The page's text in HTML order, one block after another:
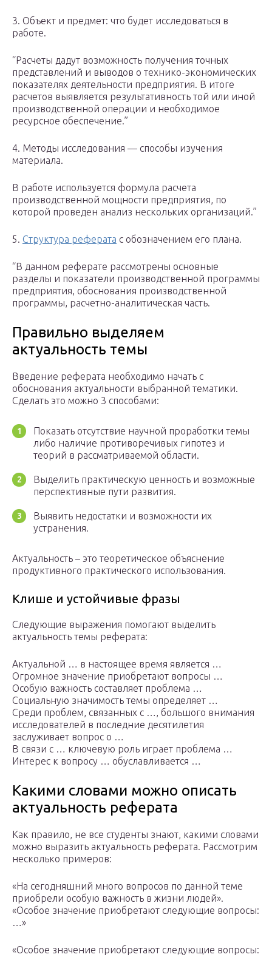
3. Объект и предмет: что будет исследоваться в
работе.
“Расчеты дадут возможность получения точных
представлений и выводов о технико-экономических
показателях деятельности предприятия. В итоге
расчетов выявляется результативность той или иной
производственной операции и необходимое
ресурсное обеспечение.”
4. Методы исследования — способы изучения
материала.
В работе используется формула расчета
производственной мощности предприятия, по
которой проведен анализ нескольких организаций.”
5. Структура реферата с обозначением его плана.
“В данном реферате рассмотрены основные
разделы и показатели производственной программы
предприятия, обоснования производственной
программы, расчетно-аналитическая часть.
Правильно выделяем
актуальность темы
Введение реферата необходимо начать с
обоснования актуальности выбранной тематики.
Сделать это можно 3 способами:
Показать отсутствие научной проработки темы
либо наличие противоречивых гипотез и
теорий в рассматриваемой области.
Выделить практическую ценность и возможные
перспективные пути развития.
Выявить недостатки и возможности их
устранения.
Актуальность – это теоретическое объяснение
продуктивного практического использования.
Клише и устойчивые фразы
Следующие выражения помогают выделить
актуальность темы реферата:
Актуальной … в настоящее время является …
Огромное значение приобретают вопросы …
Особую важность составляет проблема …
Социальную значимость темы определяет …
Среди проблем, связанных с …, большого внимания
исследователей в последние десятилетия
заслуживает вопрос о …
В связи с … ключевую роль играет проблема …
Интерес к вопросу … обуславливается …
Какими словами можно описать
актуальность реферата
Как правило, не все студенты знают, какими словами
можно выразить актуальность реферата. Рассмотрим
несколько примеров:
«На сегодняшний много вопросов по данной теме
приобрели особую важность в жизни людей».
«Особое значение приобретают следующие вопросы:
…»
«Особое значение приобретают следующие вопросы: